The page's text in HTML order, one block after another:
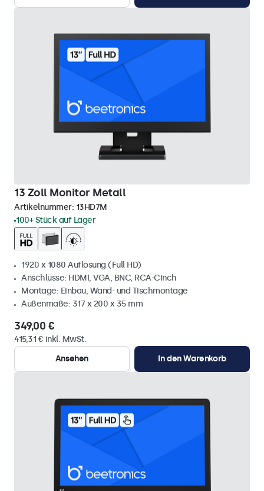
13 Zoll Monitor Metall
Artikelnummer: 13HD7M
100+ Stück auf Lager
1920 x 1080 Auflösung (Full HD)
Anschlüsse: HDMI, VGA, BNC, RCA-Cinch
Montage: Einbau, Wand- und Tischmontage
Außenmaße: 317 x 200 x 35 mm
349,00 €
415,31 € inkl. MwSt.
Ansehen
In den Warenkorb